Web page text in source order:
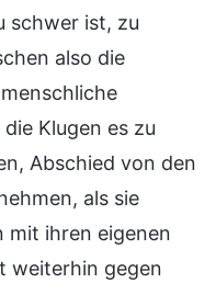
schwer ist, zu
also die
Klugen es zu
Abschied von den
als sie
mit ihren eigenen
weiterhin gegen